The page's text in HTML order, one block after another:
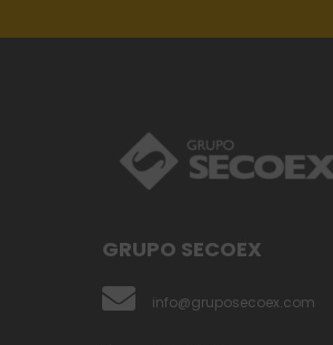
GRUPO SECOEX
info@gruposecoex.com